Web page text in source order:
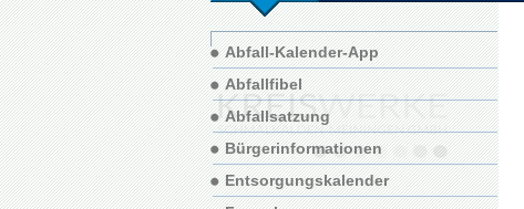
Abfall-Kalender-App
Abfallfibel
Abfallsatzung
Bürgerinformationen
Entsorgungskalender